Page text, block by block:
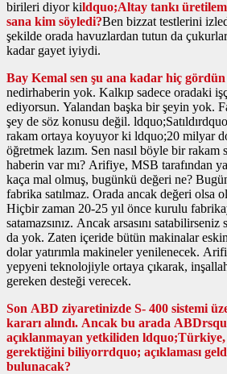
birileri diyor kildquo;Altay tankı
sana kim söyledi?Ben bizzat testlerini
şekilde orada havuzlardan tutun da
kadar gayet iyiydi.
Bay Kemal sen şu ana kadar hiç
nedirhaberin yok. Kalkıp sadece oradaki
ediyorsun. Yalandan başka bir şeyin yok.
şey de söz konusu değil.
rakam ortaya koyuyor ki ldquo;20 milyar
öğretmek lazım. Sen nasıl böyle bir
haberin var mı? Arifiye, MSB tarafından
kaça mal olmuş, bugünkü değeri ne?
fabrika satılmaz. Orada ancak değeri olsa
Hiçbir zaman 20-25 yıl önce kurulu
satamazsınız. Ancak arsasını satabilirseniz
da yok. Zaten içeride bütün makinalar
dolar yatırımla makineler yenilenecek.
yepyeni teknolojiyle ortaya çıkarak,
gereken desteği verecek.
Son ABD ziyaretinizde S- 400 sistemi
kararı alındı. Ancak bu arada
açıklanmayan yetkiliden
gerektiğini biliyorrdquo; açıklaması
bulunacak?